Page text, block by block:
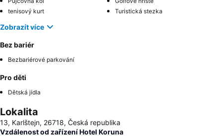
tenisový kurt
Turistická stezka
Zobrazít více
Bez bariér
Bezbariérové parkování
Pro děti
Dětská jídla
Lokalita
13, Karlštejn, 26718, Česká republika
Vzdálenost od zařízení Hotel Koruna